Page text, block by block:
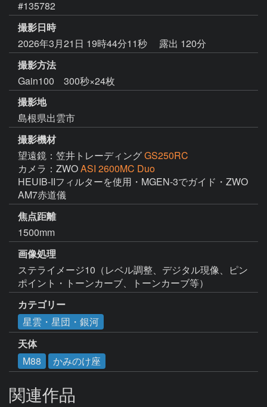
#135782
撮影日時
2026年3月21日 19時44分11秒
露出 120分
撮影方法
Gain100 300秒×24枚
撮影地
島根県出雲市
撮影機材
望遠鏡：笠井トレーディングGS250RC
カメラ：ZWOASI 2600MC Duo
HEUIB-IIフィルターを使用・MGEN-3でガイド・ZWO
AM7赤道儀
焦点距離
1500mm
画像処理
ステライメージ10（レベル調整、デジタル現像、ピン
ポイント・トーンカーブ、トーンカーブ等）
カテゴリー
星雲・星団・銀河
天体
M88
かみのけ座
関連作品